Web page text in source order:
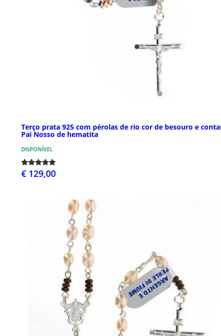
Terço prata 925 com pérolas de rio cor de besouro e
Pai Nosso de hematita
DISPONÍVEL
€ 129,00